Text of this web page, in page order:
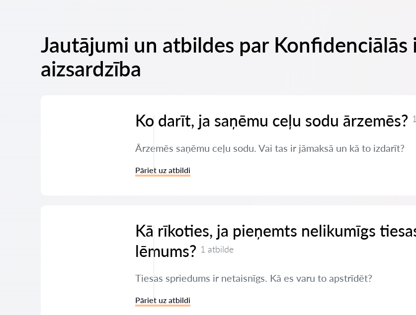
Jautājumi un atbildes par Konfidenciālās
aizsardzība
Ko darīt, ja saņēmu ceļu sodu ārzemēs?
Ārzemēs saņēmu ceļu sodu. Vai tas ir jāmaksā un kā to izdarīt?
Pāriet uz atbildi
Kā rīkoties, ja pieņemts nelikumīgs
lēmums? 1 atbilde
Tiesas spriedums ir netaisnīgs. Kā es varu to apstrīdēt?
Pāriet uz atbildi